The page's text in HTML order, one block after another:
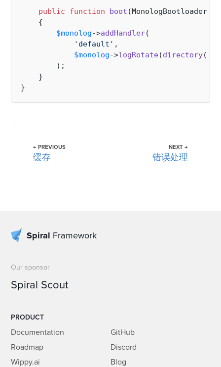
public function boot (MonologBootloader
{
$monolog->addHandler(
'default' ,
$monolog->logRotate(directory(
        );
    }
← PREVIOUS
缓存
NEXT →
错误处理
Spiral Framework
Our sponsor
Spiral Scout
PRODUCT
Documentation
Roadmap
Wippy.ai
GitHub
Discord
Blog